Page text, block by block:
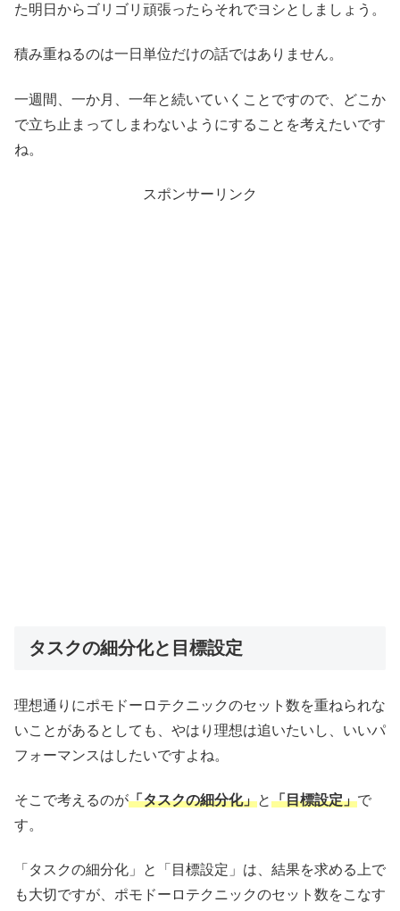
た明日からゴリゴリ頑張ったらそれでヨシとしましょう。
積み重ねるのは一日単位だけの話ではありません。
一週間、一か月、一年と続いていくことですので、どこか
で立ち止まってしまわないようにすることを考えたいです
ね。
スポンサーリンク
タスクの細分化と目標設定
理想通りにポモドーロテクニックのセット数を重ねられな
いことがあるとしても、やはり理想は追いたいし、いいパ
フォーマンスはしたいですよね。
そこで考えるのが「タスクの細分化」と「目標設定」で
す。
「タスクの細分化」と「目標設定」は、結果を求める上で
も大切ですが、ポモドーロテクニックのセット数をこなす